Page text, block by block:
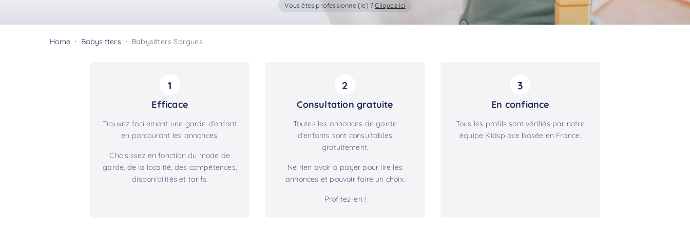
Vous êtes professionnel(le) ?Cliquez ici
Home Babysitters Babysitters Sorgues
1
Efficace
Trouvez facilement une garde d’enfant
en parcourant les annonces.
Choisissez en fonction du mode de
garde, de la localité, des compétences,
disponibilités et tarifs.
2
Consultation gratuite
Toutes les annonces de garde
d’enfants sont consultables
gratuitement.
Ne rien avoir à payer pour lire les
annonces et pouvoir faire un choix.
Profitez-en !
3
En confiance
Tous les profils sont vérifiés par notre
équipe Kidsplace basée en France.